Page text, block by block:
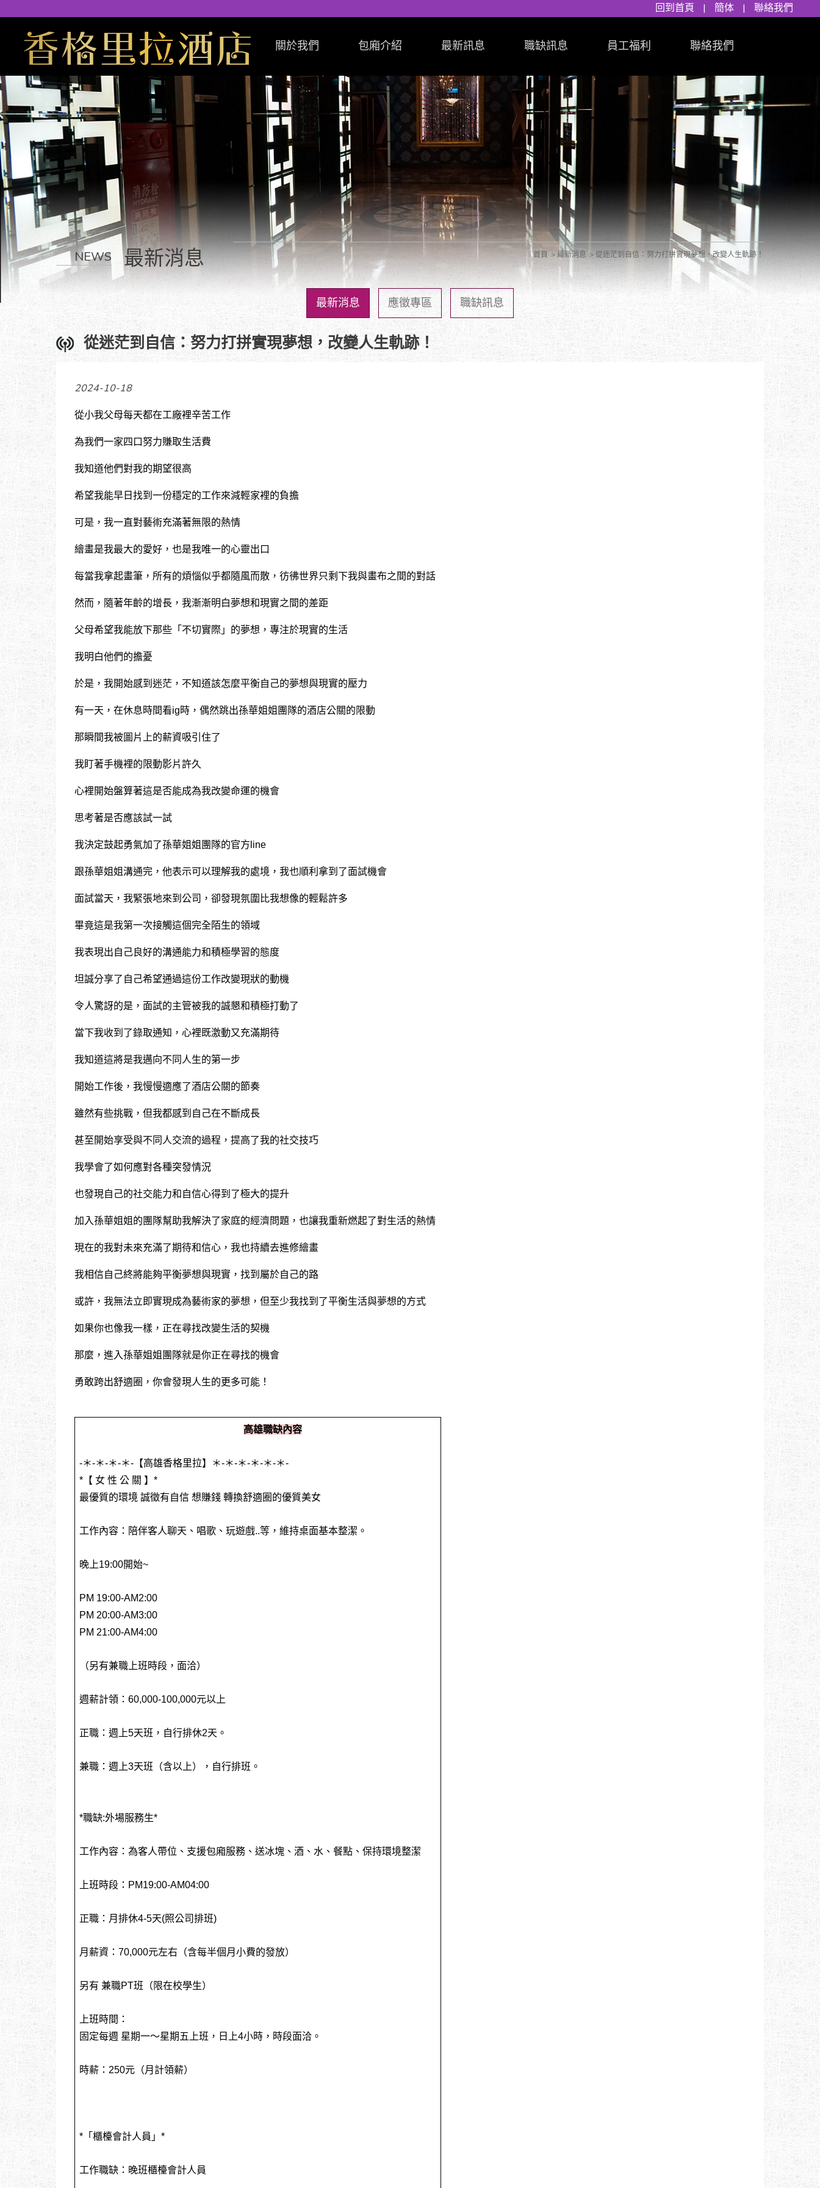
回到首頁 | 簡体 | 聯絡我們
關於我們 包廂介紹 最新訊息 職缺訊息 員工福利 聯絡我們
NEWS 最新消息 首頁 最新消息 從迷茫到自信：努力打拼實現夢想，改變人生軌跡！
最新消息 應徵專區 職缺訊息
從迷茫到自信：努力打拼實現夢想，改變人生軌跡！
2024-10-18
從小我父母每天都在工廠裡辛苦工作
為我們一家四口努力賺取生活費
我知道他們對我的期望很高
希望我能早日找到一份穩定的工作來減輕家裡的負擔
可是，我一直對藝術充滿著無限的熱情
繪畫是我最大的愛好，也是我唯一的心靈出口
每當我拿起畫筆，所有的煩惱似乎都隨風而散，彷彿世界只剩下我與畫布之間的對話
然而，隨著年齡的增長，我漸漸明白夢想和現實之間的差距
父母希望我能放下那些「不切實際」的夢想，專注於現實的生活
我明白他們的擔憂
於是，我開始感到迷茫，不知道該怎麼平衡自己的夢想與現實的壓力
有一天，在休息時間看ig時，偶然跳出孫華姐姐團隊的酒店公關的限動
那瞬間我被圖片上的薪資吸引住了
我盯著手機裡的限動影片許久
心裡開始盤算著這是否能成為我改變命運的機會
思考著是否應該試一試
我決定鼓起勇氣加了孫華姐姐團隊的官方line
跟孫華姐姐溝通完，他表示可以理解我的處境，我也順利拿到了面試機會
面試當天，我緊張地來到公司，卻發現氛圍比我想像的輕鬆許多
畢竟這是我第一次接觸這個完全陌生的領域
我表現出自己良好的溝通能力和積極學習的態度
坦誠分享了自己希望通過這份工作改變現狀的動機
令人驚訝的是，面試的主管被我的誠懇和積極打動了
當下我收到了錄取通知，心裡既激動又充滿期待
我知道這將是我邁向不同人生的第一步
開始工作後，我慢慢適應了酒店公關的節奏
雖然有些挑戰，但我都感到自己在不斷成長
甚至開始享受與不同人交流的過程，提高了我的社交技巧
我學會了如何應對各種突發情況
也發現自己的社交能力和自信心得到了極大的提升
加入孫華姐姐的團隊幫助我解決了家庭的經濟問題，也讓我重新燃起了對生活的熱情
現在的我對未來充滿了期待和信心，我也持續去進修繪畫
我相信自己終將能夠平衡夢想與現實，找到屬於自己的路
或許，我無法立即實現成為藝術家的夢想，但至少我找到了平衡生活與夢想的方式
如果你也像我一樣，正在尋找改變生活的契機
那麼，進入孫華姐姐團隊就是你正在尋找的機會
勇敢跨出舒適圈，你會發現人生的更多可能！
高雄職缺內容
-＊-＊-＊-＊-【高雄香格里拉】＊-＊-＊-＊-＊-＊-
*【 女 性 公 關 】*
最優質的環境 誠徵有自信 想賺錢 轉換舒適圈的優質美女
工作內容：陪伴客人聊天、唱歌、玩遊戲..等，維持桌面基本整潔。
晚上19:00開始~
PM 19:00-AM2:00
PM 20:00-AM3:00
PM 21:00-AM4:00
（另有兼職上班時段，面洽）
週薪計領：60,000-100,000元以上
正職：週上5天班，自行排休2天。
兼職：週上3天班（含以上），自行排班。
*職缺:外場服務生*
工作內容：為客人帶位、支援包廂服務、送冰塊、酒、水、餐點、保持環境整潔
上班時段：PM19:00-AM04:00
正職：月排休4-5天(照公司排班)
月薪資：70,000元左右（含每半個月小費的發放）
另有 兼職PT班（限在校學生）
上班時間：
固定每週 星期一～星期五上班，日上4小時，時段面洽。
時薪：250元（月計領薪）
*「櫃檯會計人員」*
工作職缺：晚班櫃檯會計人員